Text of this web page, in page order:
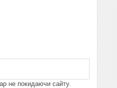
не покидаючи сайту.